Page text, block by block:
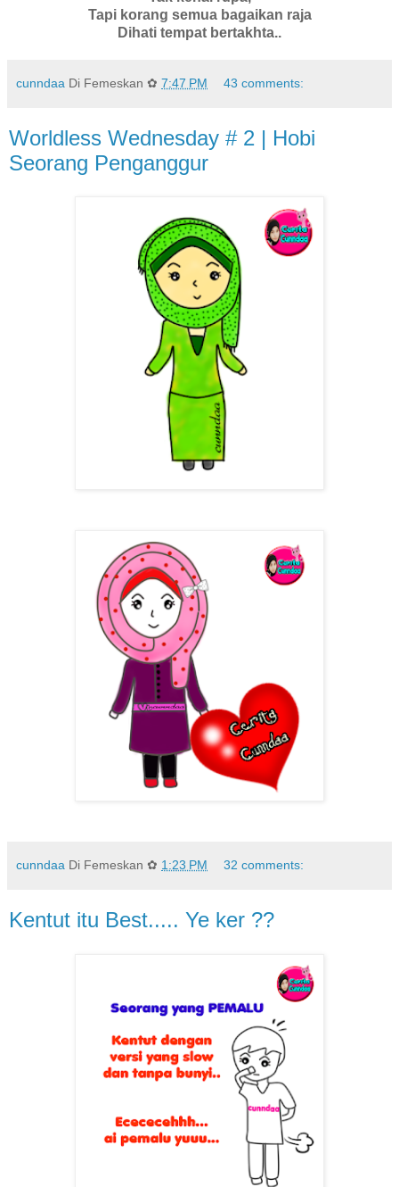
Tapi korang semua bagaikan raja
Dihati tempat bertakhta..
cunndaa Di Femeskan ✿ 7:47 PM 43 comments:
Worldless Wednesday # 2 | Hobi
Seorang Penganggur
cunndaa Di Femeskan ✿ 1:23 PM 32 comments:
Kentut itu Best..... Ye ker ??